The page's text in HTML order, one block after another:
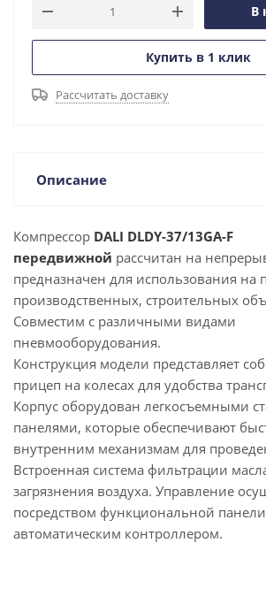
В
Купить в 1 клик
Рассчитать доставку
Описание
Компрессор DALI DLDY-37/13GA-F
передвижной рассчитан на
предназначен для использования
производственных, строительных
Совместим с различными видами
пневмооборудования.
Конструкция модели представляет
прицеп на колесах для удобства
Корпус оборудован легкосъемными
панелями, которые обеспечивают
внутренним механизмам для
Встроенная система фильтрации
загрязнения воздуха. Управление
посредством функциональной
автоматическим контроллером.